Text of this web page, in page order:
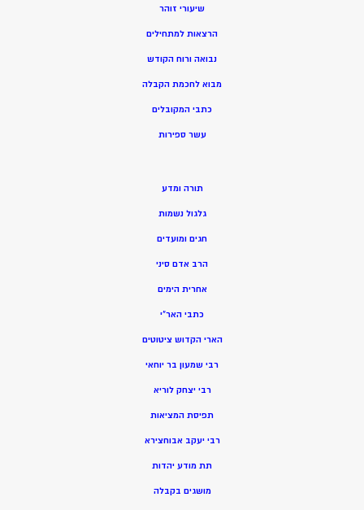
שיעורי זוהר
הרצאות למתחילים
נבואה ורוח הקודש
מבוא לחכמת הקבלה
כתבי המקובלים
עשר ספירות
תורה ומדע
גלגול נשמות
חגים ומועדים
הרב אדם סיני
אחרית הימים
כתבי האר”י
הארי הקדוש ציטוטים
רבי שמעון בר יוחאי
רבי יצחק לוריא
תפיסת המציאות
רבי יעקב אבוחצירא
תת מודע יהדות
מושגים בקבלה